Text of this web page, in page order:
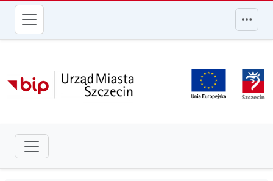
przejdź do głównego menu